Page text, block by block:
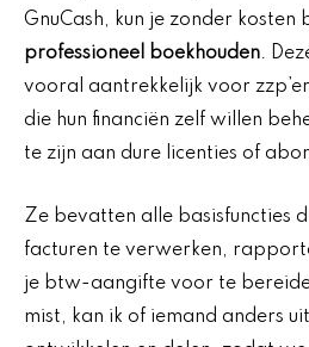
GnuCash, kun je zonder kosten
professioneel boekhouden.
vooral aantrekkelijk voor
die hun financiën zelf willen
te zijn aan dure licenties of
Ze bevatten alle basisfuncties
facturen te verwerken,
je btw-aangifte voor te
mist, kan ik of iemand anders